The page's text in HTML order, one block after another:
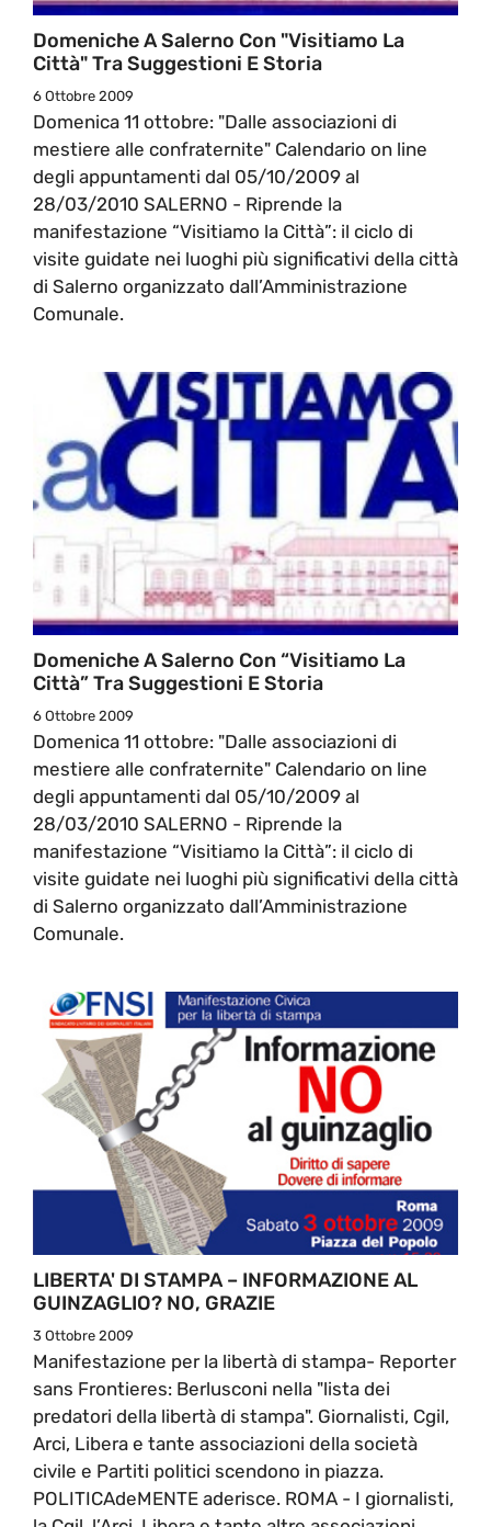
Domeniche A Salerno Con "Visitiamo La
Città" Tra Suggestioni E Storia
6 Ottobre 2009
Domenica 11 ottobre: "Dalle associazioni di
mestiere alle confraternite" Calendario on line
degli appuntamenti dal 05/10/2009 al
28/03/2010 SALERNO - Riprende la
manifestazione “Visitiamo la Città”: il ciclo di
visite guidate nei luoghi più significativi della città
di Salerno organizzato dall’Amministrazione
Comunale.
Domeniche A Salerno Con “Visitiamo La
Città” Tra Suggestioni E Storia
6 Ottobre 2009
Domenica 11 ottobre: "Dalle associazioni di
mestiere alle confraternite" Calendario on line
degli appuntamenti dal 05/10/2009 al
28/03/2010 SALERNO - Riprende la
manifestazione “Visitiamo la Città”: il ciclo di
visite guidate nei luoghi più significativi della città
di Salerno organizzato dall’Amministrazione
Comunale.
LIBERTA' DI STAMPA – INFORMAZIONE AL
GUINZAGLIO? NO, GRAZIE
3 Ottobre 2009
Manifestazione per la libertà di stampa- Reporter
sans Frontieres: Berlusconi nella "lista dei
predatori della libertà di stampa". Giornalisti, Cgil,
Arci, Libera e tante associazioni della società
civile e Partiti politici scendono in piazza.
POLITICAdeMENTE aderisce. ROMA - I giornalisti,